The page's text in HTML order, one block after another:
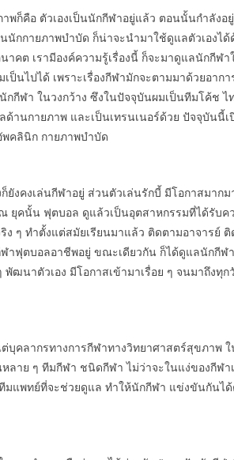
พก็คือ ตัวเองเป็นนักกีฬาอยู่แล้ว ตอนนั้นกำลังอ
นนักกายภาพบำบัด ก็น่าจะนำมาใช้ดูแลตัวเองไ
าคต เรามีองค์ความรู้เรื่องนี้ ก็จะมาดูแลนักกีฬ
ป็นไปได้ เพราะเรื่องกีฬามักจะตามมาด้วยอาก
กีฬา ในวงกว้าง ซึงในปัจจุบันผมเป็นทีมโค้ช ไ
านกายภาพ และเป็นเทรนเนอร์ด้วย ปัจจุบันนี้
พคลินิก กายภาพบำบัด
ยังคงเล่นกีฬาอยู่ ส่วนตัวเล่นรักบี้ มีโอกาสมาก
ยุคนั้น ฟุตบอล ดูแล้วเป็นอุตสาหกรรมที่ได้รับ
ง ๆ ทำตั้งแต่สมัยเรียนมาแล้ว ติดตามอาจารย์
าฟุตบอลอาชีพอยู่ ขณะเดียวกัน ก็ได้ดูแลนักกีฬ
ฒนาตัวเอง มีโอกาสเข้ามาเรื่อย ๆ จนมาถึงทุ
บุคลากรทางการกีฬาทางวิทยาศาสตร์สุขภาพ
าย ๆ ทีมกีฬา ชนิดกีฬา ไม่ว่าจะในแง่ของกีฬา
แพทย์ที่จะช่วยดูแล ทำให้นักกีฬา แข่งขันกันได้